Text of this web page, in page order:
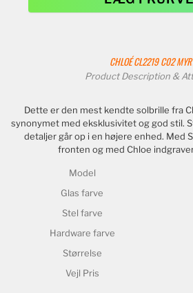
CHLOÉCL2219 C02
Product Description &
Dette er den mest kendte solbrille fra
synonymet med eksklusivitet og god stil.
detaljer går op i en højere enhed. Med
fronten og med Chloe
Model
Glas farve
Stel farve
Hardware farve
Størrelse
Vejl Pris